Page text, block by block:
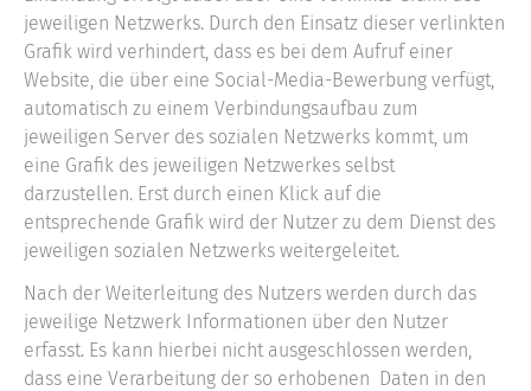
jeweiligen Netzwerks. Durch den Einsatz dieser verlinkten
Grafik wird verhindert, dass es bei dem Aufruf einer
Website, die über eine Social-Media-Bewerbung verfügt,
automatisch zu einem Verbindungsaufbau zum
jeweiligen Server des sozialen Netzwerks kommt, um
eine Grafik des jeweiligen Netzwerkes selbst
darzustellen. Erst durch einen Klick auf die
entsprechende Grafik wird der Nutzer zu dem Dienst des
jeweiligen sozialen Netzwerks weitergeleitet.
Nach der Weiterleitung des Nutzers werden durch das
jeweilige Netzwerk Informationen über den Nutzer
erfasst. Es kann hierbei nicht ausgeschlossen werden,
dass eine Verarbeitung der so erhobenen Daten in den